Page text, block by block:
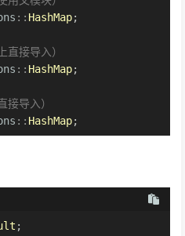
:: HashMap;
接导入）
:: HashMap;
导入）
:: HashMap;
;